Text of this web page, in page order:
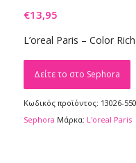
€13,95
L’oreal Paris – Color
Δείτε το στο Sephora
Κωδικός προϊόντος: 13026-
Sephora Μάρκα: L'oreal Paris